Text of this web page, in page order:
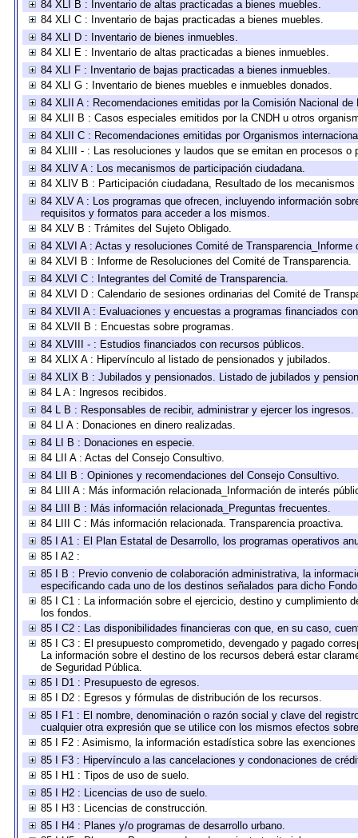
84 XLI B : Inventario de altas practicadas a bienes muebles.
84 XLI C : Inventario de bajas practicadas a bienes muebles.
84 XLI D : Inventario de bienes inmuebles.
84 XLI E : Inventario de altas practicadas a bienes inmuebles.
84 XLI F : Inventario de bajas practicadas a bienes inmuebles.
84 XLI G : Inventario de bienes muebles e inmuebles donados.
84 XLII A : Recomendaciones emitidas por la Comisión Nacional de
84 XLII B : Casos especiales emitidos por la CNDH u otros
84 XLII C : Recomendaciones emitidas por Organismos
84 XLIII - : Las resoluciones y laudos que se emitan en procesos o
84 XLIV A : Los mecanismos de participación ciudadana.
84 XLIV B : Participación ciudadana, Resultado de los
84 XLV A : Los programas que ofrecen, incluyendo información
requisitos y formatos para acceder a los mismos.
84 XLV B : Trámites del Sujeto Obligado.
84 XLVI A : Actas y resoluciones Comité de
84 XLVI B : Informe de Resoluciones del Comité de Transparencia.
84 XLVI C : Integrantes del Comité de Transparencia.
84 XLVI D : Calendario de sesiones ordinarias del Comité de
84 XLVII A : Evaluaciones y encuestas a programas financiados
84 XLVII B : Encuestas sobre programas.
84 XLVIII - : Estudios financiados con recursos públicos.
84 XLIX A : Hipervínculo al listado de pensionados y jubilados.
84 XLIX B : Jubilados y pensionados. Listado de jubilados y
84 L A : Ingresos recibidos.
84 L B : Responsables de recibir, administrar y ejercer los ingresos.
84 LI A : Donaciones en dinero realizadas.
84 LI B : Donaciones en especie.
84 LII A : Actas del Consejo Consultivo.
84 LII B : Opiniones y recomendaciones del Consejo Consultivo.
84 LIII A : Más información relacionada_Información de interés
84 LIII B : Más información relacionada_Preguntas frecuentes.
84 LIII C : Más información relacionada. Transparencia proactiva.
85 I A1 : El Plan Estatal de Desarrollo, los programas operativos
85 I A2 :
85 I B : Previo convenio de colaboración administrativa, la
especificando cada uno de los destinos señalados para dicho
85 I C1 : La información sobre el ejercicio, destino y cumplimiento
los fondos.
85 I C2 : Las disponibilidades financieras con que, en su caso,
85 I C3 : El presupuesto comprometido, devengado y pagado
La información sobre el destino de los recursos deberá estar
de Seguridad Pública.
85 I D1 : Presupuesto de egresos.
85 I D2 : Egresos y fórmulas de distribución de los recursos.
85 I F1 : El nombre, denominación o razón social y clave del
cualquier otra expresión que se utilice con los mismos efectos
85 I F2 : Asimismo, la información estadística sobre las
85 I F3 : Hipervínculo a las cancelaciones y condonaciones de
85 I H1 : Tipos de uso de suelo.
85 I H2 : Licencias de uso de suelo.
85 I H3 : Licencias de construcción.
85 I H4 : Planes y/o programas de desarrollo urbano.